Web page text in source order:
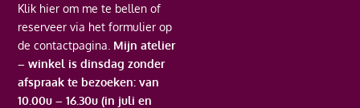
Klik hier om me te bellen of
reserveer via het formulier op
de contactpagina. Mijn atelier
– winkel is dinsdag zonder
afspraak te bezoeken: van
10.00u – 16.30u (in juli en